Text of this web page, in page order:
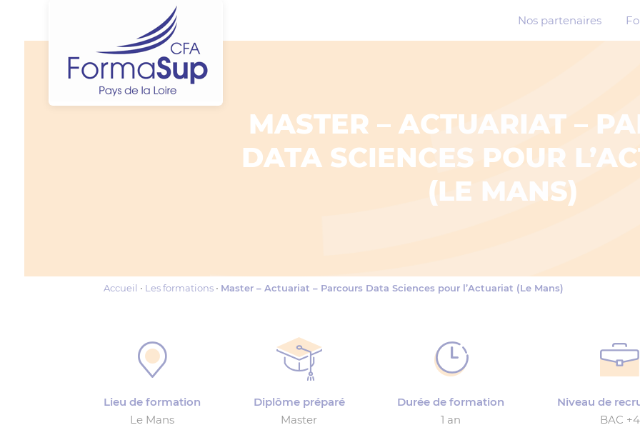
Nos partenaires
MASTER – ACTUARIAT –
DATA SCIENCES POUR
(LE MANS)
Accueil Les formations Master – Actuariat – Parcours Data Sciences pour l’Actuariat (Le Mans)
Lieu de formation
Le Mans
Diplôme préparé
Master
Durée de formation
1 an
Niveau de
BAC +4